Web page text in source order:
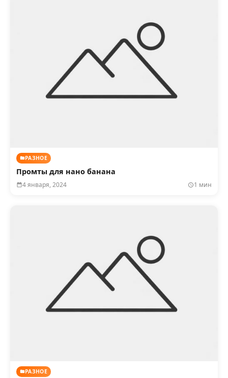
РАЗНОЕ
Промты для нано банана
4 января, 2024 1 мин
РАЗНОЕ